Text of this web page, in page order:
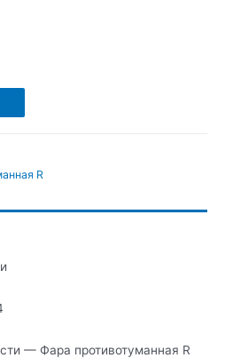
R
— Фара противотуманная R